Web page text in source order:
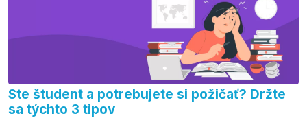
Ste študent a potrebujete si požičať? Držte
sa týchto 3 tipov